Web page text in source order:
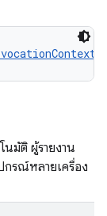
นมัติ ผู้รายงาน
กรณ์หลายเครื่อง